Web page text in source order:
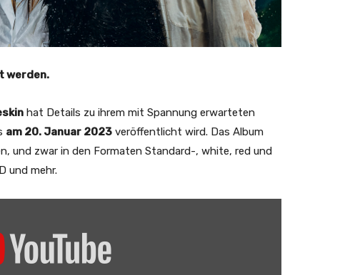
werden.
hat Details zu ihrem mit Spannung erwarteten
am 20. Januar 2023 veröffentlicht wird. Das Album
und zwar in den Formaten Standard-, white, red und
und mehr.